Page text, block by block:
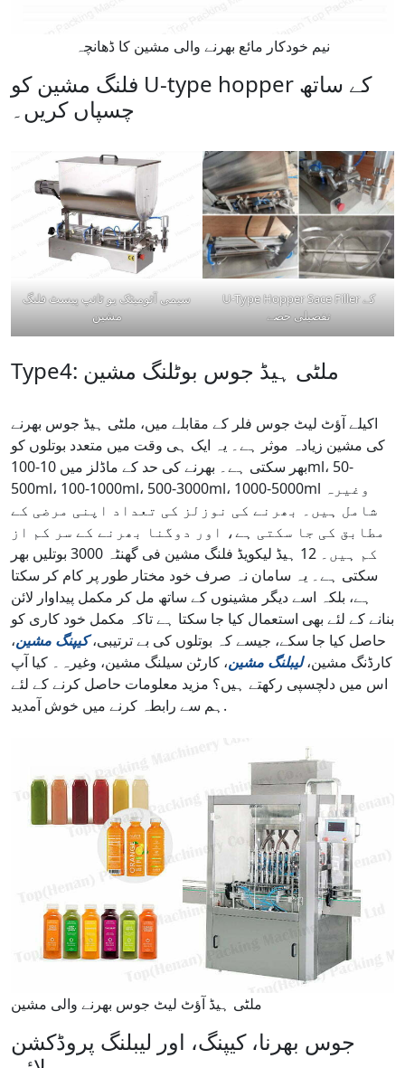
نیم خودکار مائع بھرنے والی مشین کا ڈھانچہ
فلنگ مشین کو U-type hopper کے ساتھ
چسپاں کریں۔
سیمی آٹومیٹک یو ٹائپ پیسٹ فلنگ
مشین
U-Type Hopper Sace Filler کے
تفصیلی حصے
Type4: ملٹی ہیڈ جوس بوٹلنگ مشین
اکیلے آؤٹ لیٹ جوس فلر کے مقابلے میں، ملٹی ہیڈ جوس بھرنے
کی مشین زیادہ موثر ہے۔ یہ ایک ہی وقت میں متعدد بوتلوں کو
بھر سکتی ہے۔ بھرنے کی حد کے ماڈلز میں 10-100ml، 50-
500ml، 100-1000ml، 500-3000ml، 1000-5000ml وغیرہ
شامل ہیں۔ بھرنے کی نوزلز کی تعداد اپنی مرضی کے
مطابق کی جا سکتی ہے، اور دوگنا بھرنے کے سر کم از
کم ہیں۔ 12 ہیڈ لیکویڈ فلنگ مشین فی گھنٹہ 3000 بوتلیں بھر
سکتی ہے۔ یہ سامان نہ صرف خود مختار طور پر کام کر سکتا
ہے، بلکہ اسے دیگر مشینوں کے ساتھ مل کر مکمل پیداوار لائن
بنانے کے لئے بھی استعمال کیا جا سکتا ہے تاکہ مکمل خود کاری کو
حاصل کیا جا سکے، جیسے کہ بوتلوں کی بے ترتیبی،کیپنگ مشین،
کارڈنگ مشین،لیبلنگ مشین، کارٹن سیلنگ مشین، وغیرہ۔ کیا آپ
اس میں دلچسپی رکھتے ہیں؟ مزید معلومات حاصل کرنے کے لئے
ہم سے رابطہ کرنے میں خوش آمدید.
ملٹی ہیڈ آؤٹ لیٹ جوس بھرنے والی مشین
جوس بھرنا، کیپنگ، اور لیبلنگ پروڈکشن